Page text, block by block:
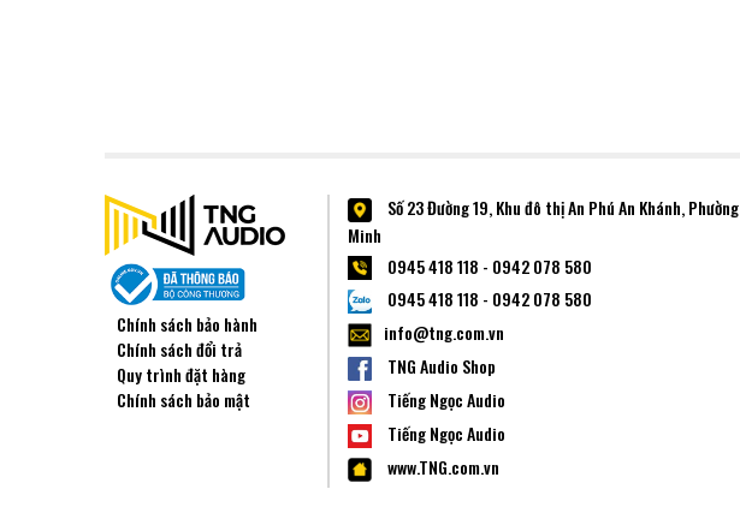
Chính sách bảo hành
Chính sách đổi trả
Quy trình đặt hàng
Chính sách bảo mật
Số 23 Đường 19, Khu đô thị An Phú An Khánh, Phường
Minh
0945 418 118 - 0942 078 580
0945 418 118 - 0942 078 580
info@tng.com.vn
TNG Audio Shop
Tiếng Ngọc Audio
Tiếng Ngọc Audio
www.TNG.com.vn